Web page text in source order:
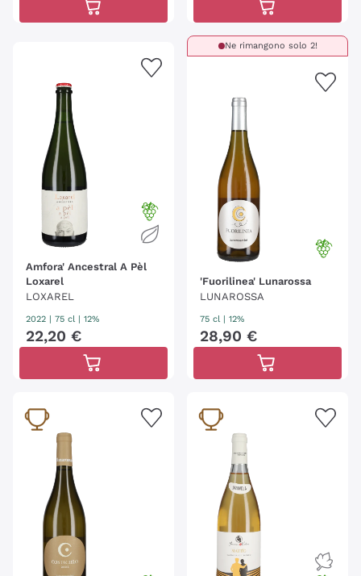
Amfora' Ancestral A Pèl
Loxarel
LOXAREL
2022 | 75 cl | 12%
22,20 €
Ne rimangono solo 2!
'Fuorilinea' Lunarossa
LUNAROSSA
75 cl | 12%
28,90 €